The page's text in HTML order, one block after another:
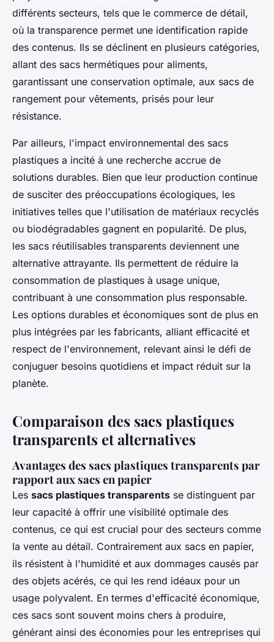
différents secteurs, tels que le commerce de détail,
où la transparence permet une identification rapide
des contenus. Ils se déclinent en plusieurs catégories,
allant des sacs hermétiques pour aliments,
garantissant une conservation optimale, aux sacs de
rangement pour vêtements, prisés pour leur
résistance.
Par ailleurs, l'impact environnemental des sacs
plastiques a incité à une recherche accrue de
solutions durables. Bien que leur production continue
de susciter des préoccupations écologiques, les
initiatives telles que l'utilisation de matériaux recyclés
ou biodégradables gagnent en popularité. De plus,
les sacs réutilisables transparents deviennent une
alternative attrayante. Ils permettent de réduire la
consommation de plastiques à usage unique,
contribuant à une consommation plus responsable.
Les options durables et économiques sont de plus en
plus intégrées par les fabricants, alliant efficacité et
respect de l'environnement, relevant ainsi le défi de
conjuguer besoins quotidiens et impact réduit sur la
planète.
Comparaison des sacs plastiques
transparents et alternatives
Avantages des sacs plastiques transparents par
rapport aux sacs en papier
Les sacs plastiques transparents se distinguent par
leur capacité à offrir une visibilité optimale des
contenus, ce qui est crucial pour des secteurs comme
la vente au détail. Contrairement aux sacs en papier,
ils résistent à l'humidité et aux dommages causés par
des objets acérés, ce qui les rend idéaux pour un
usage polyvalent. En termes d'efficacité économique,
ces sacs sont souvent moins chers à produire,
générant ainsi des économies pour les entreprises qui